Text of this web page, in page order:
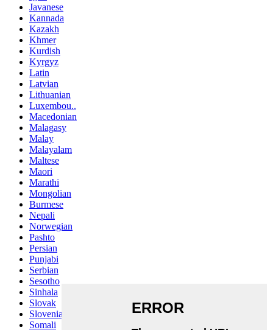
Javanese
Kannada
Kazakh
Khmer
Kurdish
Kyrgyz
Latin
Latvian
Lithuanian
Luxembou..
Macedonian
Malagasy
Malay
Malayalam
Maltese
Maori
Marathi
Mongolian
Burmese
Nepali
Norwegian
Pashto
Persian
Punjabi
Serbian
Sesotho
Sinhala
Slovak
Slovenian
Somali